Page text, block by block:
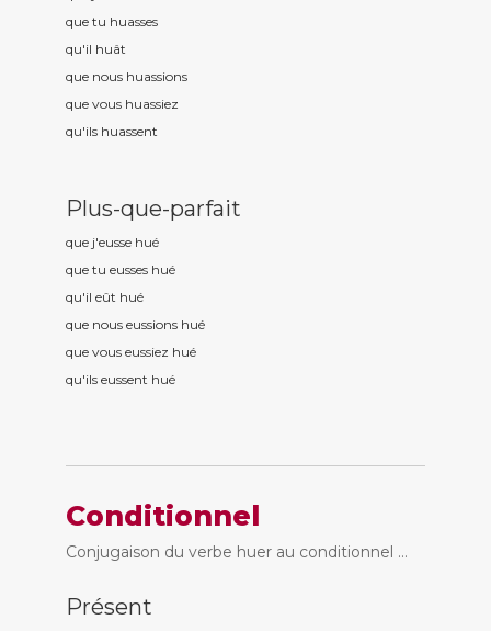
que tu huasses
qu'il huât
que nous huassions
que vous huassiez
qu'ils huassent
Plus-que-parfait
que j'eusse hué
que tu eusses hué
qu'il eût hué
que nous eussions hué
que vous eussiez hué
qu'ils eussent hué
Conditionnel
Conjugaison du verbe huer au conditionnel ...
Présent